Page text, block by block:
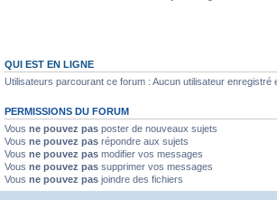
QUI EST EN LIGNE
Utilisateurs parcourant ce forum : Aucun utilisateur enregistré
PERMISSIONS DU FORUM
Vous ne pouvez pas poster de nouveaux sujets
Vous ne pouvez pas répondre aux sujets
Vous ne pouvez pas modifier vos messages
Vous ne pouvez pas supprimer vos messages
Vous ne pouvez pas joindre des fichiers